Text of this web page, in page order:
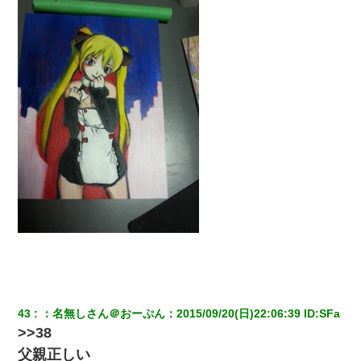
43 ：名無しさん＠おーぷん ：2015/09/20(日)22:06:39 ID:SFa
>>38
父親正しい